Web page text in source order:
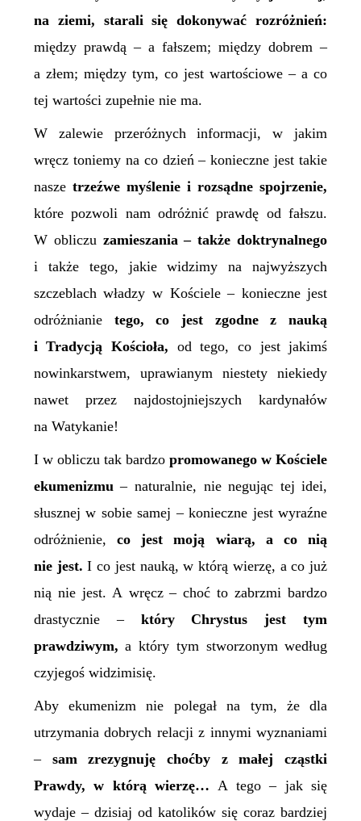
na ziemi, starali się dokonywać rozróżnień:
między prawdą – a fałszem; między dobrem –
a złem; między tym, co jest wartościowe – a co
tej wartości zupełnie nie ma.
W zalewie przeróżnych informacji, w jakim
wręcz toniemy na co dzień – konieczne jest takie
nasze trzeźwe myślenie i rozsądne spojrzenie,
które pozwoli nam odróżnić prawdę od fałszu.
W obliczu zamieszania – także doktrynalnego
i także tego, jakie widzimy na najwyższych
szczeblach władzy w Kościele – konieczne jest
odróżnianie tego, co jest zgodne z nauką
i Tradycją Kościoła, od tego, co jest jakimś
nowinkarstwem, uprawianym niestety niekiedy
nawet przez najdostojniejszych kardynałów
na Watykanie!
I w obliczu tak bardzopromowanego w Kościele
ekumenizmu– naturalnie, nie negując tej idei,
słusznej w sobie samej – konieczne jest wyraźne
odróżnienie,co jest moją wiarą, a co nią
nie jest. I co jest nauką, w którą wierzę, a co już
nią nie jest. A wręcz – choć to zabrzmi bardzo
drastycznie – który Chrystus jest tym
prawdziwym, a który tym stworzonym według
czyjegoś widzimisię.
Aby ekumenizm nie polegał na tym, że dla
utrzymania dobrych relacji z innymi wyznaniami
–sam zrezygnuję choćby z małej cząstki
Prawdy, w którą wierzę… A tego – jak się
wydaje – dzisiaj od katolików się coraz bardziej